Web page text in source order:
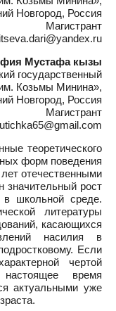
Новгород, Россия
Магистрант
Мустафа кызы
государственный
им. Козьмы Минина»,
Новгород, Россия
Магистрант
теоретического
форм поведения
отечественными
рост
в школьной среде.
литературы
касающихся
насилия в
Если
чертой
время
актуальными уже